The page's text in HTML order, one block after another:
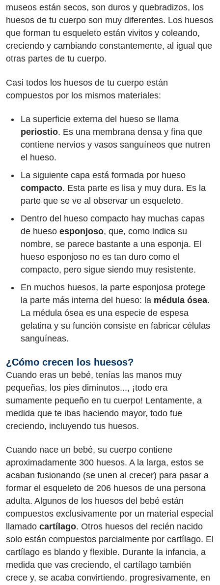
museos están secos, son duros y quebradizos, los
huesos de tu cuerpo son muy diferentes. Los huesos
que forman tu esqueleto están vivitos y coleando,
creciendo y cambiando constantemente, al igual que
otras partes de tu cuerpo.
Casi todos los huesos de tu cuerpo están
compuestos por los mismos materiales:
La superficie externa del hueso se llama
periostio. Es una membrana densa y fina que
contiene nervios y vasos sanguíneos que nutren
el hueso.
La siguiente capa está formada por hueso
compacto. Esta parte es lisa y muy dura. Es la
parte que se ve al observar un esqueleto.
Dentro del hueso compacto hay muchas capas
de hueso esponjoso, que, como indica su
nombre, se parece bastante a una esponja. El
hueso esponjoso no es tan duro como el
compacto, pero sigue siendo muy resistente.
En muchos huesos, la parte esponjosa protege
la parte más interna del hueso: la médula ósea.
La médula ósea es una especie de espesa
gelatina y su función consiste en fabricar células
sanguíneas.
¿Cómo crecen los huesos?
Cuando eras un bebé, tenías las manos muy
pequeñas, los pies diminutos..., ¡todo era
sumamente pequeño en tu cuerpo! Lentamente, a
medida que te ibas haciendo mayor, todo fue
creciendo, incluyendo tus huesos.
Cuando nace un bebé, su cuerpo contiene
aproximadamente 300 huesos. A la larga, estos se
acaban fusionando (se unen al crecer) para pasar a
formar el esqueleto de 206 huesos de una persona
adulta. Algunos de los huesos del bebé están
compuestos exclusivamente por un material especial
llamado cartílago. Otros huesos del recién nacido
solo están compuestos parcialmente por cartílago. El
cartílago es blando y flexible. Durante la infancia, a
medida que vas creciendo, el cartílago también
crece y, se acaba convirtiendo, progresivamente, en